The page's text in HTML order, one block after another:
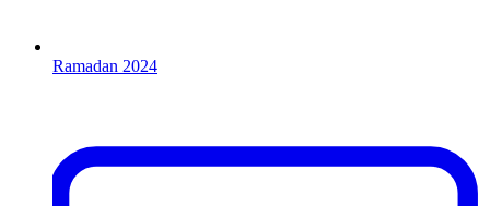
Ramadan 2024